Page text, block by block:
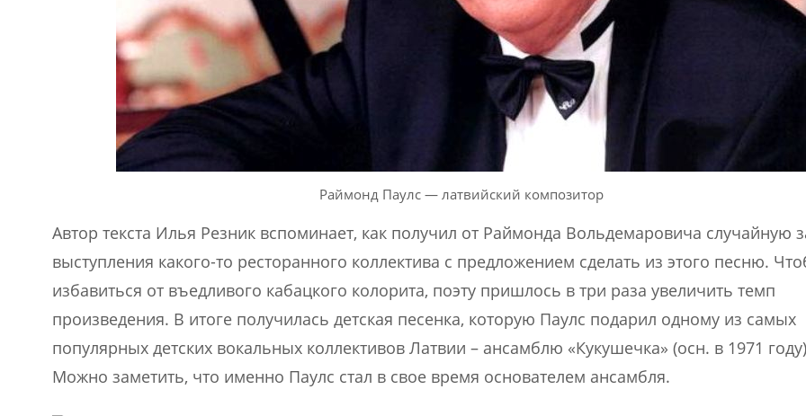
Раймонд Паулс — латвийский композитор
Автор текста Илья Резник вспоминает, как получил от Раймонда Вольдемаровича случайную
выступления какого-то ресторанного коллектива с предложением сделать из этого песню.
избавиться от въедливого кабацкого колорита, поэту пришлось в три раза увеличить темп
произведения. В итоге получилась детская песенка, которую Паулс подарил одному из самых
популярных детских вокальных коллективов Латвии – ансамблю «Кукушечка» (осн. в 1971
Можно заметить, что именно Паулс стал в свое время основателем ансамбля.